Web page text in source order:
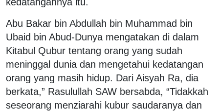
Abu Bakar bin Abdullah bin Muhammad bin
Ubaid bin Abud-Dunya mengatakan di dalam
Kitabul Qubur tentang orang yang sudah
meninggal dunia dan mengetahui kedatangan
orang yang masih hidup. Dari Aisyah Ra, dia
berkata,” Rasulullah SAW bersabda, “Tidakkah
seseorang menziarahi kubur saudaranya dan